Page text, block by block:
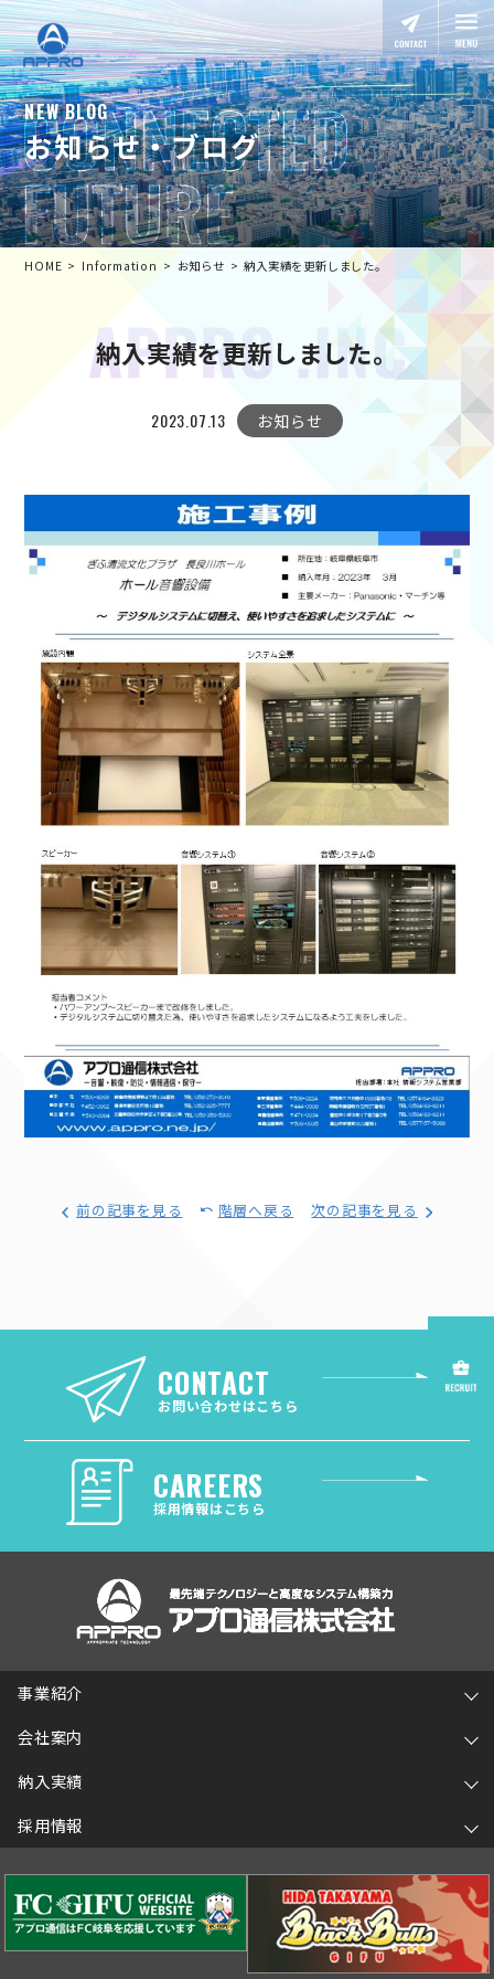
NEW BLOG
お知らせ・ブログ
HOME Information お知らせ 納入実績を更新しました。
納入実績を更新しました。
2023.07.13 お知らせ
前の記事を見る 階層へ戻る 次の記事を見る
CONTACT
お問い合わせはこちら
CAREERS
採用情報はこちら
事業紹介
会社案内
納入実績
採用情報